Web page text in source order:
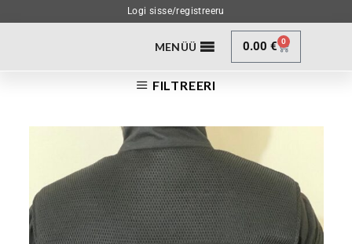
Logi sisse/registreeru
MENÜÜ 0.00€ 0
FILTREERI